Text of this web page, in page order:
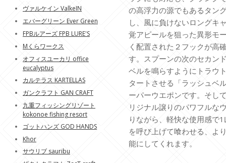
の高浮力の源でもあるタン
し、風に負けないロングキ
覚アピールを狙った異形モ
く配置された２フックが高
す。スプーンの次のセカン
ベルを鳴らすようにトラウ
タートさせる「ラッシュベ
ーパーウエポンです。そし
リジナル譲りのパワフルな
りながら、軽快な使用感で
を呼び上げて喰わせる、よ
能にしてくれます。
ヴァルケイン ValkeIN
エバーグリーン Ever Green
FPBルアーズ FPB LURE'S
Mくらワークス
オフィスユーカリ office
eucalyptus
カルテラス KARTELLAS
ガンクラフト GAN CRAFT
九重フィッシングリゾート
kokonoe fishing resort
ゴットハンズ GOD HANDS
Khor
サウリブ sauribu